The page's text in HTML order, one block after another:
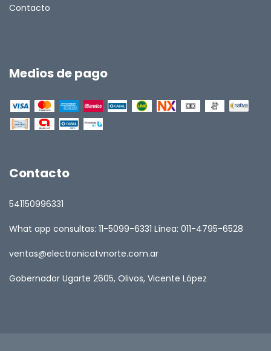
Contacto
Medios de pago
Contacto
541150996331
What app consultas: 11-5099-6331 Línea: 011-4795-6528
ventas@electronicatvnorte.com.ar
Gobernador Ugarte 2605, Olivos, Vicente López